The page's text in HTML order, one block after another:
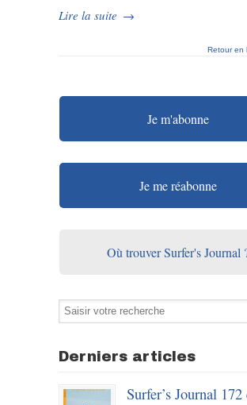
Lire la suite →
Retour en
Je m'abonne
Je me réabonne
Où trouver Surfer's Journal
Derniers articles
Surfer’s Journal 172